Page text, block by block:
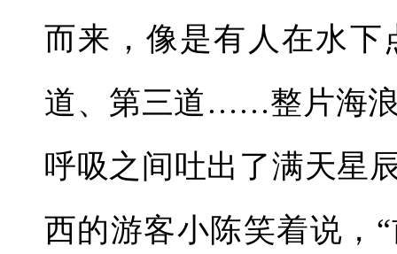
而来，像是有人在水
道、第三道……整片海
呼吸之间吐出了满天星
西的游客小陈笑着说，